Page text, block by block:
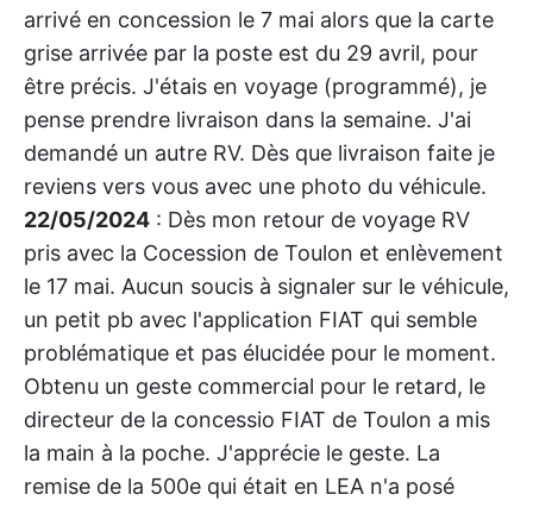
arrivé en concession le 7 mai alors que la carte
grise arrivée par la poste est du 29 avril, pour
être précis. J'étais en voyage (programmé), je
pense prendre livraison dans la semaine. J'ai
demandé un autre RV. Dès que livraison faite je
reviens vers vous avec une photo du véhicule.
22/05/2024 : Dès mon retour de voyage RV
pris avec la Cocession de Toulon et enlèvement
le 17 mai. Aucun soucis à signaler sur le véhicule,
un petit pb avec l'application FIAT qui semble
problématique et pas élucidée pour le moment.
Obtenu un geste commercial pour le retard, le
directeur de la concessio FIAT de Toulon a mis
la main à la poche. J'apprécie le geste. La
remise de la 500e qui était en LEA n'a posé